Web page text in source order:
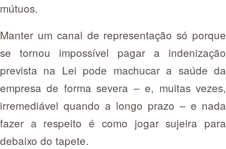
mútuos.
Manter um canal de representação só porque
se tornou impossível pagar a indenização
prevista na Lei pode machucar a saúde da
empresa de forma severa – e, muitas vezes,
irremediável quando a longo prazo – e nada
fazer a respeito é como jogar sujeira para
debaixo do tapete.